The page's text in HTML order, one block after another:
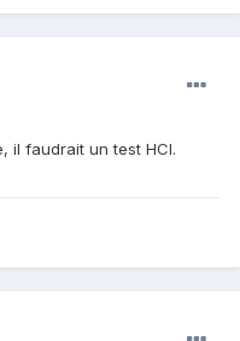
il faudrait un test HCl.